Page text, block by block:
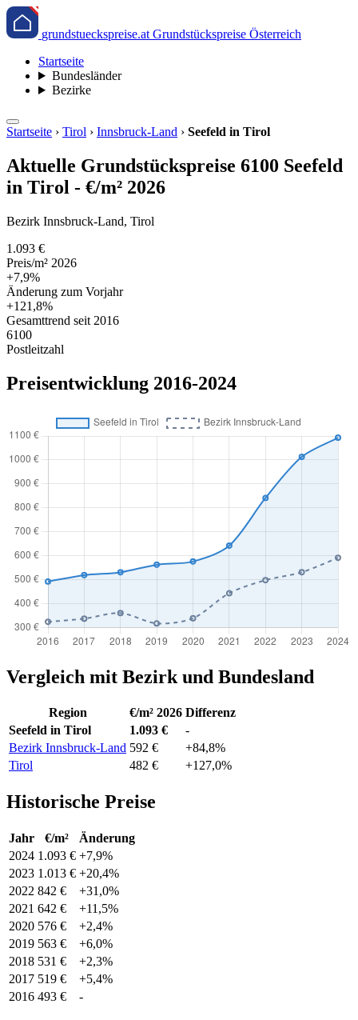
grundstueckspreise.at Grundstückspreise Österreich
Startseite
Bundesländer
Bezirke
Startseite › Tirol › Innsbruck-Land › Seefeld in Tirol
Aktuelle Grundstückspreise 6100 Seefeld
in Tirol - €/m² 2026
Bezirk Innsbruck-Land, Tirol
1.093 €
Preis/m² 2026
+7,9%
Änderung zum Vorjahr
+121,8%
Gesamttrend seit 2016
6100
Postleitzahl
Preisentwicklung 2016-2024
Vergleich mit Bezirk und Bundesland
Region €/m² 2026 Differenz
Seefeld in Tirol
1.093 €
-
Bezirk Innsbruck-Land 592 €
+84,8%
Tirol
482 € +127,0%
Historische Preise
Jahr €/m²
Änderung
2024 1.093 € +7,9%
2023 1.013 € +20,4%
2022 842 €
+31,0%
2021 642 €
+11,5%
2020 576 €
+2,4%
2019 563 €
+6,0%
2018 531 €
+2,3%
2017 519 €
+5,4%
2016 493 € -